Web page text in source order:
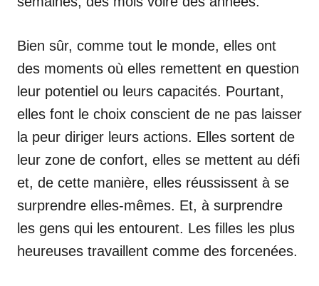
Bien sûr, comme tout le monde, elles ont
des moments où elles remettent en question
leur potentiel ou leurs capacités. Pourtant,
elles font le choix conscient de ne pas laisser
la peur diriger leurs actions. Elles sortent de
leur zone de confort, elles se mettent au défi
et, de cette manière, elles réussissent à se
surprendre elles-mêmes. Et, à surprendre
les gens qui les entourent. Les filles les plus
heureuses travaillent comme des forcenées.